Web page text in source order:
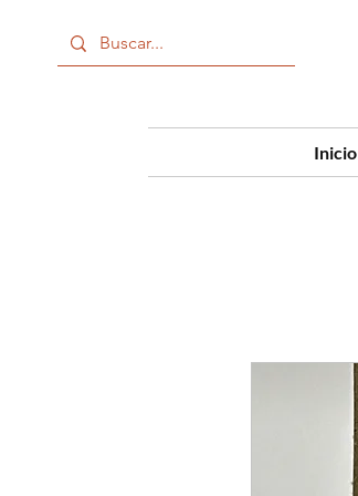
Inicio